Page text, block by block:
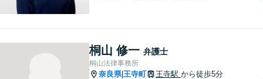
策をご提案【LINE利用可】
【平日夜間、土日祝日、応相
談】
桐山 修一 弁護士
桐山法律事務所
奈良県|王寺町 王寺駅 から徒歩5分